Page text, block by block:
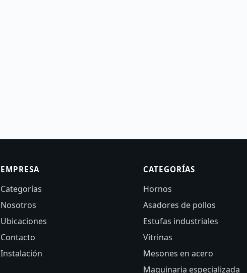
EMPRESA
Categorías
Nosotros
Ubicaciones
Contacto
Instalación
CATEGORÍAS
Hornos
Asadores de pollos
Estufas industriales
Vitrinas
Mesones en acero
Maquinaria especializada